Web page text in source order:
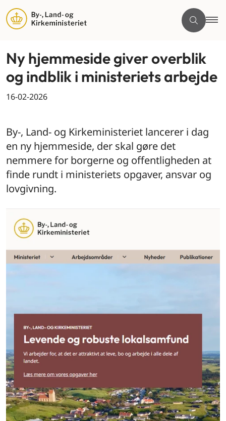
Ny hjemmeside giver overblik
og indblik i ministeriets arbejde
16-02-2026
By-, Land- og Kirkeministeriet lancerer i dag
en ny hjemmeside, der skal gøre det
nemmere for borgerne og offentligheden at
finde rundt i ministeriets opgaver, ansvar og
lovgivning.